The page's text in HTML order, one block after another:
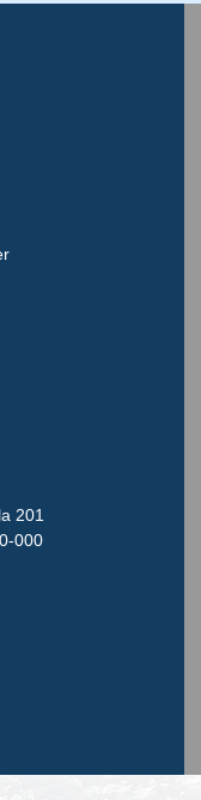
201
000